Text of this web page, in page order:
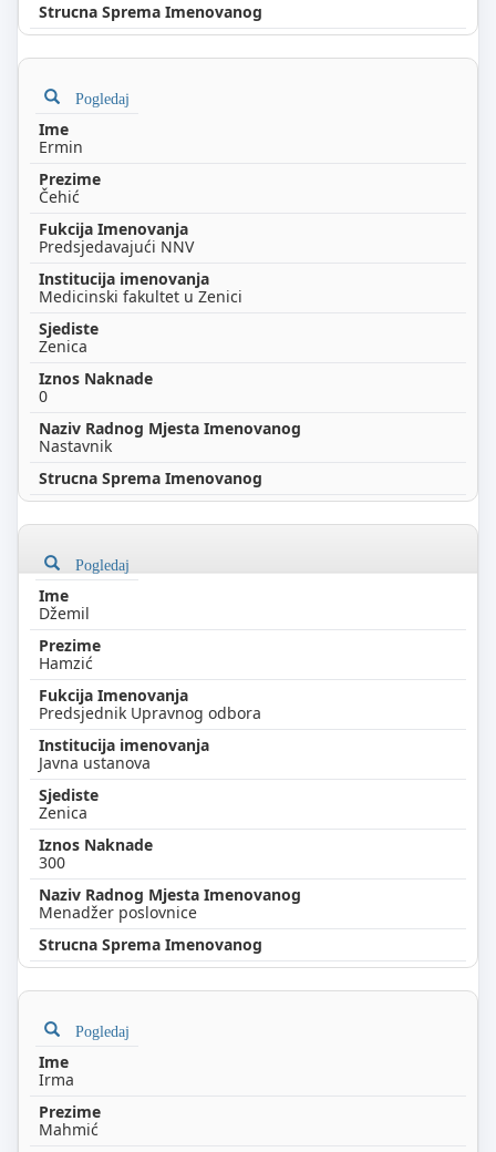
Pogledaj
Ermin
Čehić
Predsjedavajući NNV
Medicinski fakultet u Zenici
Zenica
0
Nastavnik
Pogledaj
Džemil
Hamzić
Predsjednik Upravnog odbora
Javna ustanova
Zenica
300
Menadžer poslovnice
Pogledaj
Irma
Mahmić